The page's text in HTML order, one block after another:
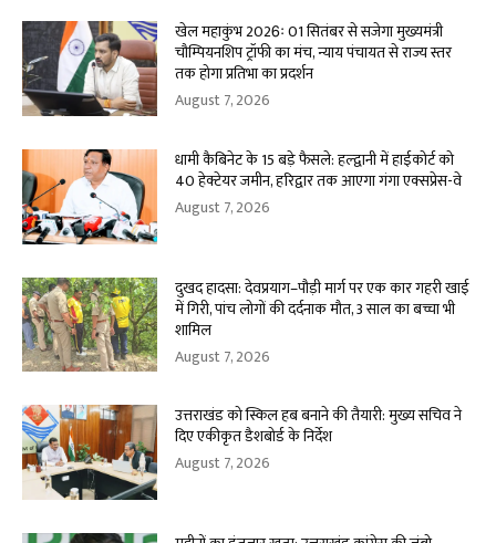
खेल महाकुंभ 2026ः 01 सितंबर से सजेगा मुख्यमंत्री
चौम्पियनशिप ट्रॉफी का मंच, न्याय पंचायत से राज्य स्तर
तक होगा प्रतिभा का प्रदर्शन
August 7, 2026
धामी कैबिनेट के 15 बड़े फैसले: हल्द्वानी में हाईकोर्ट को
40 हेक्टेयर जमीन, हरिद्वार तक आएगा गंगा एक्सप्रेस-वे
August 7, 2026
दुखद हादसा: देवप्रयाग–पौड़ी मार्ग पर एक कार गहरी खाई
में गिरी, पांच लोगों की दर्दनाक मौत, 3 साल का बच्चा भी
शामिल
August 7, 2026
उत्तराखंड को स्किल हब बनाने की तैयारी: मुख्य सचिव ने
दिए एकीकृत डैशबोर्ड के निर्देश
August 7, 2026